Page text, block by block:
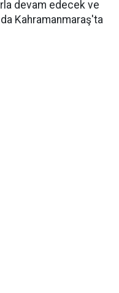
devam edecek ve
Kahramanmaraş'ta